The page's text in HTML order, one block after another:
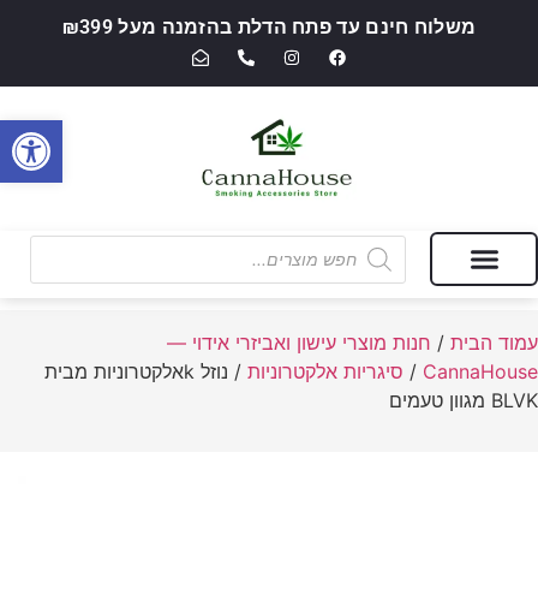
משלוח חינם עד פתח הדלת בהזמנה מעל ₪399
עמוד הבית / חנות מוצרי עישון ואביזרי אידוי —
CannaHouse
/ סיגריות אלקטרוניות
/ נוזל kאלקטרוניות מבית
BLVK מגוון טעמים
פתח